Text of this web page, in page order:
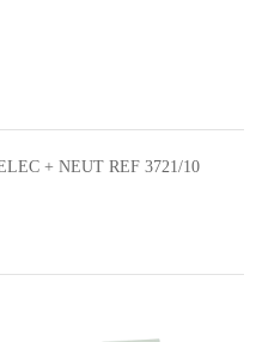
+ NEUT REF 3721/10